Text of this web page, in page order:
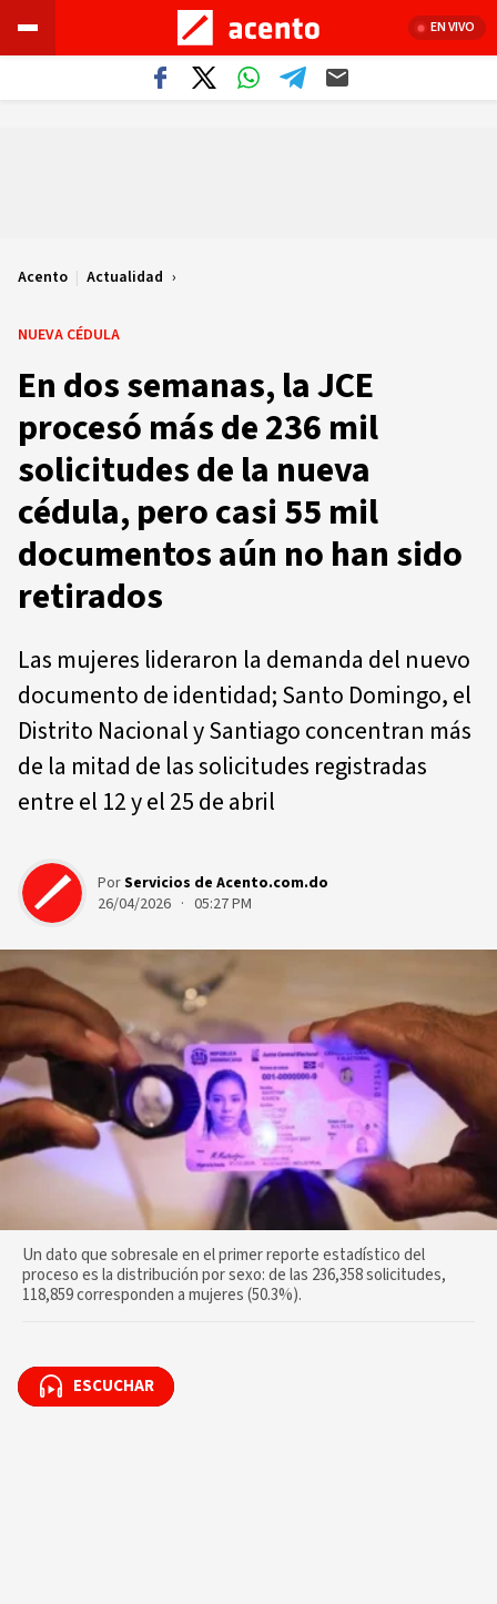
EN VIVO
Acento | Actualidad
NUEVA CÉDULA
En dos semanas, la JCE
procesó más de 236 mil
solicitudes de la nueva
cédula, pero casi 55 mil
documentos aún no han sido
retirados
Las mujeres lideraron la demanda del nuevo
documento de identidad; Santo Domingo, el
Distrito Nacional y Santiago concentran más
de la mitad de las solicitudes registradas
entre el 12 y el 25 de abril
PorServicios de Acento.com.do
26/04/2026 · 05:27 PM
Un dato que sobresale en el primer reporte estadístico del
proceso es la distribución por sexo: de las 236,358 solicitudes,
118,859 corresponden a mujeres (50.3%).
ESCUCHAR
ESCUCHAR